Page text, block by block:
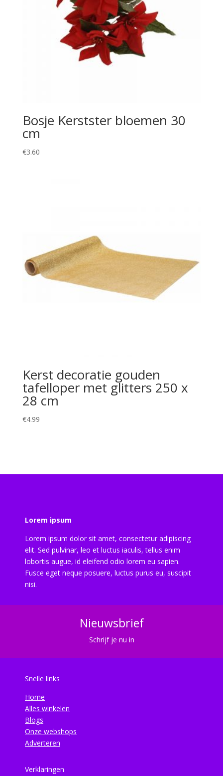
Bosje Kerstster bloemen 30
cm
€3.60
Kerst decoratie gouden
tafelloper met glitters 250 x
28 cm
€4.99
Lorem ipsum
Lorem ipsum dolor sit amet, consectetur adipiscing
elit. Sed pulvinar, leo et luctus iaculis, tellus enim
lobortis augue, id eleifend odio lorem eu sapien.
Fusce eget neque posuere, luctus purus eu, suscipit
nisi.
Nieuwsbrief
Schrijf je nu in
Snelle links
Home
Alles winkelen
Blogs
Onze webshops
Adverteren
Verklaringen